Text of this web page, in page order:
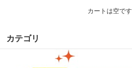
カートは空です
カテゴリ